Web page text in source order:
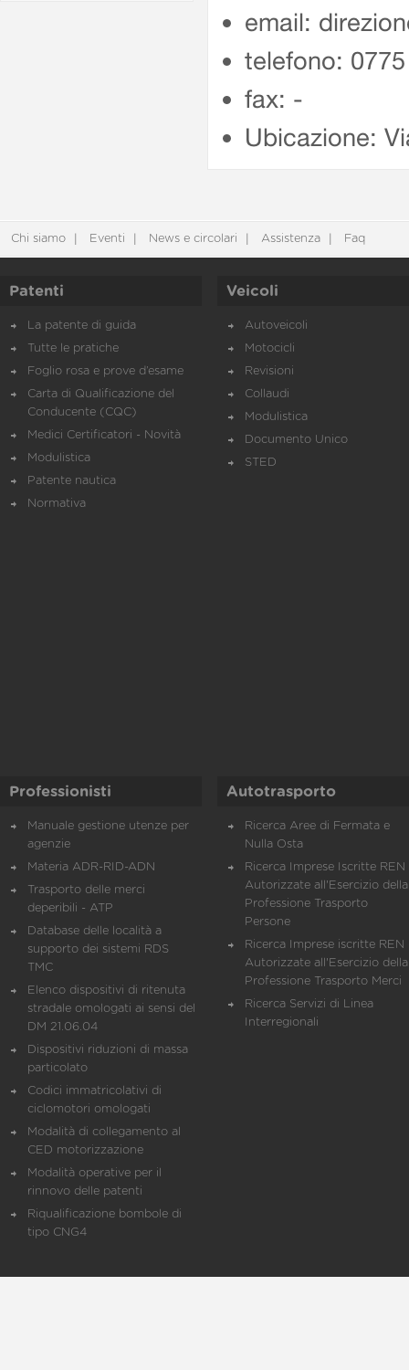
email:
telefono:
fax: -
Ubicazione:
Chi siamo Eventi News e circolari Assistenza Faq
Patenti
La patente di guida
Tutte le pratiche
Foglio rosa e prove d’esame
Carta di Qualificazione del
Conducente (CQC)
Medici Certificatori - Novità
Modulistica
Patente nautica
Normativa
Veicoli
Autoveicoli
Motocicli
Revisioni
Collaudi
Modulistica
Documento Unico
STED
Professionisti
Manuale gestione utenze per
agenzie
Materia ADR-RID-ADN
Trasporto delle merci
deperibili - ATP
Database delle località a
supporto dei sistemi RDS
TMC
Elenco dispositivi di ritenuta
stradale omologati ai sensi del
DM 21.06.04
Dispositivi riduzioni di massa
particolato
Codici immatricolativi di
ciclomotori omologati
Modalità di collegamento al
CED motorizzazione
Modalità operative per il
rinnovo delle patenti
Riqualificazione bombole di
tipo CNG4
Autotrasporto
Ricerca Aree di Fermata e
Nulla Osta
Ricerca Imprese Iscritte REN
Autorizzate all'Esercizio della
Professione Trasporto
Persone
Ricerca Imprese iscritte REN
Autorizzate all'Esercizio della
Professione Trasporto Merci
Ricerca Servizi di Linea
Interregionali